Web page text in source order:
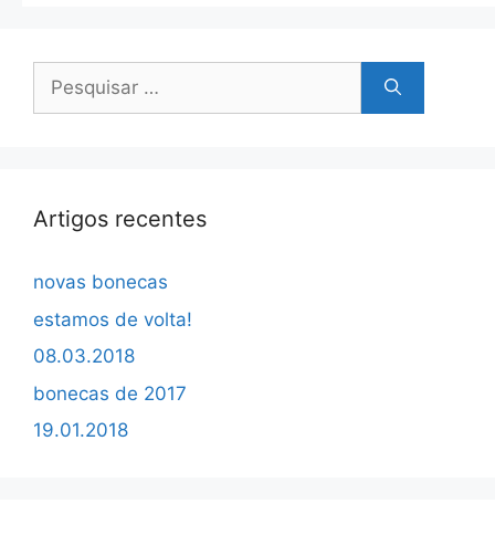
Pesquisar
Artigos recentes
novas bonecas
estamos de volta!
08.03.2018
bonecas de 2017
19.01.2018